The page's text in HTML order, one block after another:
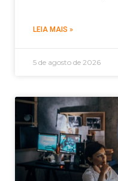
LEIA MAIS »
5 de agosto de 2026